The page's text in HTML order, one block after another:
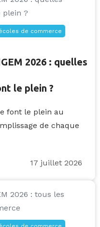
de commerce
2026 : quelles
le plein ?
font le plein au
de chaque
17 juillet 2026